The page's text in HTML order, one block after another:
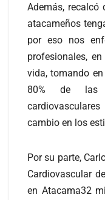
Además, recalcó
atacameños
por eso nos
profesionales,
vida, tomando
80% de las
cambio en los
Por su parte,
Cardiovascular
en Atacama32